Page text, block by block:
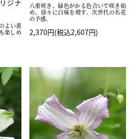
ジナ
よい黄
楽しめ
八重咲き、緑色がかる色合いで咲き始
め、徐々に白味を増す。次世代の名花
の予感。
2,370円(税込2,607円)